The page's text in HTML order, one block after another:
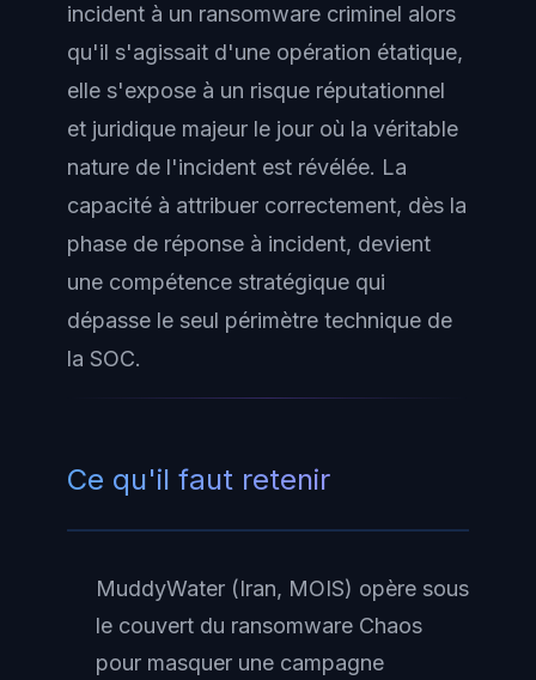
incident à un ransomware criminel alors
qu'il s'agissait d'une opération étatique,
elle s'expose à un risque réputationnel
et juridique majeur le jour où la véritable
nature de l'incident est révélée. La
capacité à attribuer correctement, dès la
phase de réponse à incident, devient
une compétence stratégique qui
dépasse le seul périmètre technique de
la SOC.
Ce qu'il faut retenir
MuddyWater (Iran, MOIS) opère sous
le couvert du ransomware Chaos
pour masquer une campagne